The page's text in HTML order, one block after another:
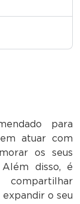
para
atuar com
os seus
disso, é
o seu